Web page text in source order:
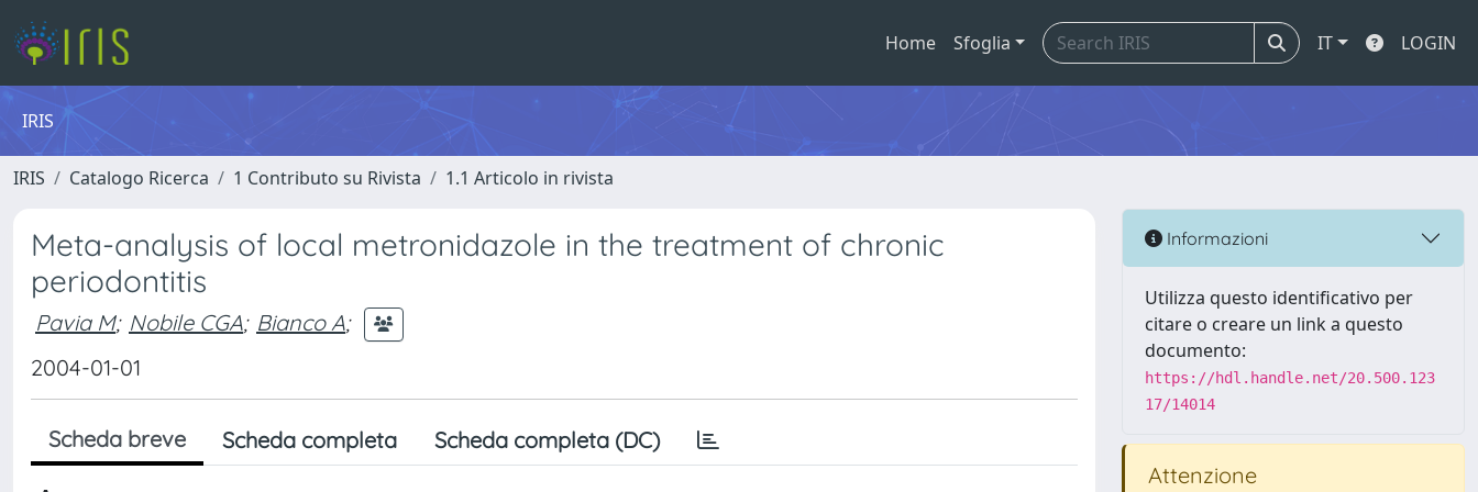
Home Sfoglia IT LOGIN
IRIS
IRIS Catalogo Ricerca 1 Contributo su Rivista 1.1 Articolo in rivista
Meta-analysis of local metronidazole in the treatment of chronic
periodontitis
Pavia M; Nobile CGA; Bianco A;
2004-01-01
Scheda breve Scheda completa Scheda completa (DC)
Informazioni
Utilizza questo identificativo per
citare o creare un link a questo
documento:
https://hdl.handle.net/20.500.123
17/14014
Attenzione